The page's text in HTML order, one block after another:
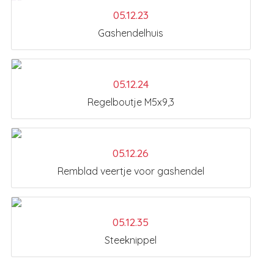
05.12.23
Gashendelhuis
05.12.24
Regelboutje M5x9,3
05.12.26
Remblad veertje voor gashendel
05.12.35
Steeknippel